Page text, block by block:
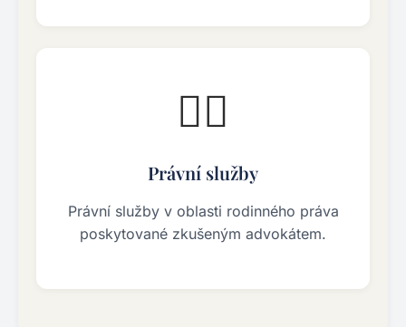
👨‍⚖️
Právní služby
Právní služby v oblasti rodinného práva
poskytované zkušeným advokátem.